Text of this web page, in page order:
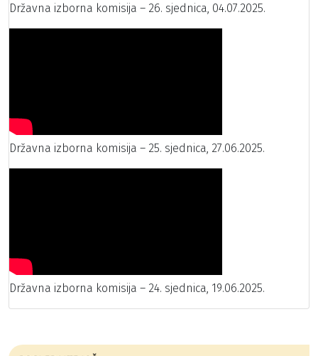
Državna izborna komisija – 26. sjednica, 04.07.2025.
Državna izborna komisija – 25. sjednica, 27.06.2025.
Državna izborna komisija – 24. sjednica, 19.06.2025.